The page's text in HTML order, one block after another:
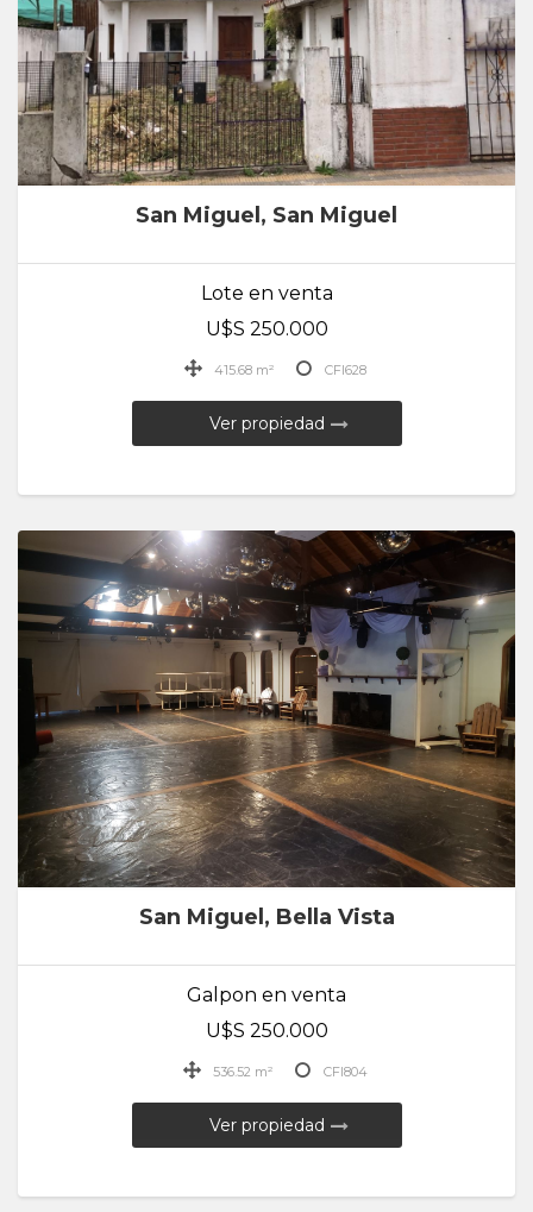
San Miguel, San Miguel
Lote en venta
U$S 250.000
415.68 m² CFI628
Ver propiedad
San Miguel, Bella Vista
Galpon en venta
U$S 250.000
536.52 m² CFI804
Ver propiedad